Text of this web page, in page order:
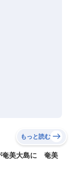
もっと読む
奄美大島に 奄美